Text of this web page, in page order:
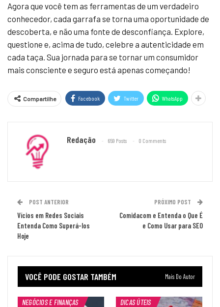
Agora que você tem as ferramentas de um verdadeiro
conhecedor, cada garrafa se torna uma oportunidade de
descoberta, e não uma fonte de desconfiança. Explore,
questione e, acima de tudo, celebre a autenticidade em
cada taça. Sua jornada para se tornar um consumidor
mais consciente e seguro está apenas começando!
Compartilhe Facebook Twitter WhatsApp
Redação 659 Posts 0 Comments
POST ANTERIOR
Vícios em Redes Sociais
Entenda Como Superá-los
Hoje
PRÓXIMO POST
Comidacom e Entenda o Que É
e Como Usar para SEO
VOCÊ PODE GOSTAR TAMBÉM Mais Do Autor
NEGÓCIOS E FINANÇAS DICAS ÚTEIS